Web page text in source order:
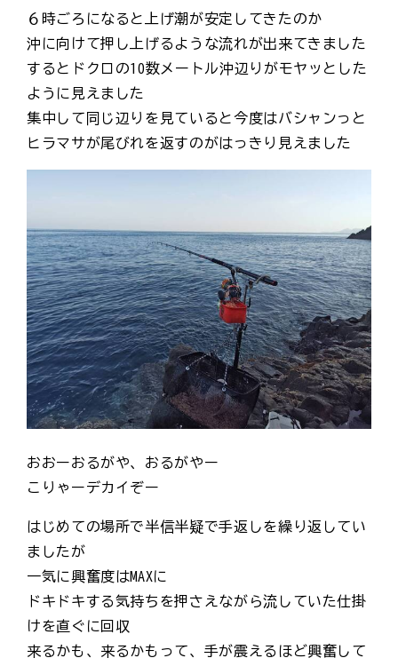
６時ごろになると上げ潮が安定してきたのか
沖に向けて押し上げるような流れが出来てきました
するとドクロの10数メートル沖辺りがモヤッとした
ように見えました
集中して同じ辺りを見ていると今度はバシャンっと
ヒラマサが尾びれを返すのがはっきり見えました
おおーおるがや、おるがやー
こりゃーデカイぞー
はじめての場所で半信半疑で手返しを繰り返してい
ましたが
一気に興奮度はMAXに
ドキドキする気持ちを押さえながら流していた仕掛
けを直ぐに回収
来るかも、来るかもって、手が震えるほど興奮して